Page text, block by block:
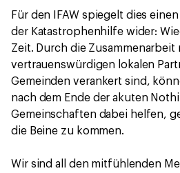
Für den IFAW spiegelt dies
der Katastrophenhilfe wider:
Zeit. Durch die Zusammenarbeit
vertrauenswürdigen lokalen
Gemeinden verankert sind,
nach dem Ende der akuten
Gemeinschaften dabei helfen,
die Beine zu kommen.
Wir sind all den mitfühlenden